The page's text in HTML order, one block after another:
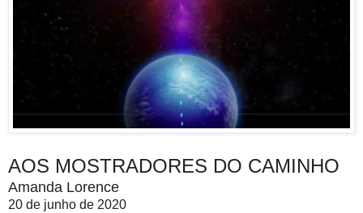
AOS MOSTRADORES DO CAMINHO
Amanda Lorence
20 de junho de 2020